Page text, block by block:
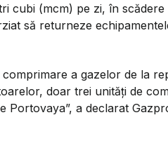
cubi (mcm) pe zi, în scădere
să returneze
a gazelor de la
doar trei unități de
Portovaya”, a declarat